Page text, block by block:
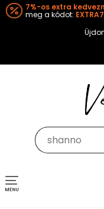
7%-os extra
meg a kódot: EXTRA7
Toggle
navigation